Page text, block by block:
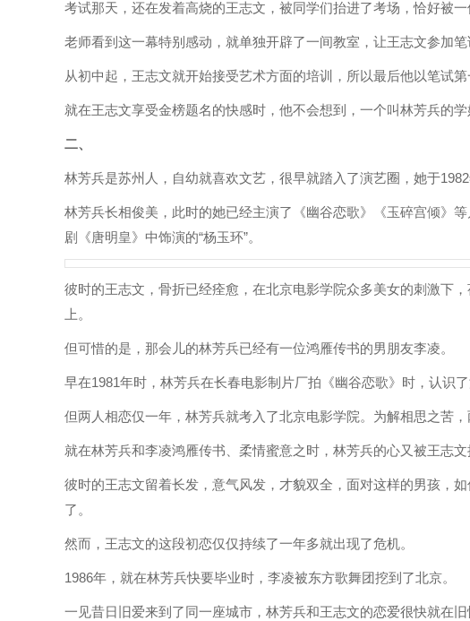
考试那天，还在发着高烧的王志文，被同学们抬进了考场，恰好被一
老师看到这一幕特别感动，就单独开辟了一间教室，让王志文参加笔
从初中起，王志文就开始接受艺术方面的培训，所以最后他以笔试第
就在王志文享受金榜题名的快感时，他不会想到，一个叫林芳兵的学
二、
林芳兵是苏州人，自幼就喜欢文艺，很早就踏入了演艺圈，她于
林芳兵长相俊美，此时的她已经主演了《幽谷恋歌》《玉碎宫倾》
剧《唐明皇》中饰演的“杨玉环”。
彼时的王志文，骨折已经痊愈，在北京电影学院众多美女的刺激下
上。
但可惜的是，那会儿的林芳兵已经有一位鸿雁传书的男朋友李凌。
早在1981年时，林芳兵在长春电影制片厂拍《幽谷恋歌》时，认识
但两人相恋仅一年，林芳兵就考入了北京电影学院。为解相思之苦，
就在林芳兵和李凌鸿雁传书、柔情蜜意之时，林芳兵的心又被王志文
彼时的王志文留着长发，意气风发，才貌双全，面对这样的男孩，
了。
然而，王志文的这段初恋仅仅持续了一年多就出现了危机。
1986年，就在林芳兵快要毕业时，李凌被东方歌舞团挖到了北京。
一见昔日旧爱来到了同一座城市，林芳兵和王志文的恋爱很快就在